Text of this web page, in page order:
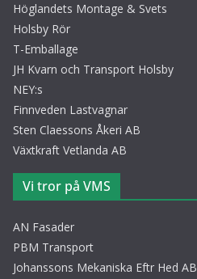
Höglandets Montage & Svets
Holsby Rör
T-Emballage
JH Kvarn och Transport Holsby
NEY:s
Finnveden Lastvagnar
Sten Claessons Åkeri AB
Växtkraft Vetlanda AB
Vi tror på VMS
AN Fasader
PBM Transport
Johanssons Mekaniska Eftr Hed AB